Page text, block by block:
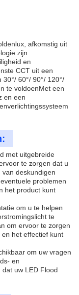
afkomstig uit
zijn
en
CCT uit een
60°/ 90°/ 120°/
te voldoenMet een
en een
met uitgebreide
te zorgen dat u
deskundigen
problemen
het product kunt
om u te helpen
te
om ervoor te zorgen
het effectief kunt
om uw vragen
en
uw LED Flood